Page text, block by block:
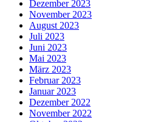
Dezember 2023
November 2023
August 2023
Juli 2023
Juni 2023
Mai 2023
März 2023
Februar 2023
Januar 2023
Dezember 2022
November 2022